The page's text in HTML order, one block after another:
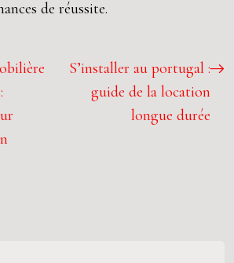
de réussite.
S’installer au portugal :
guide de la location
longue durée